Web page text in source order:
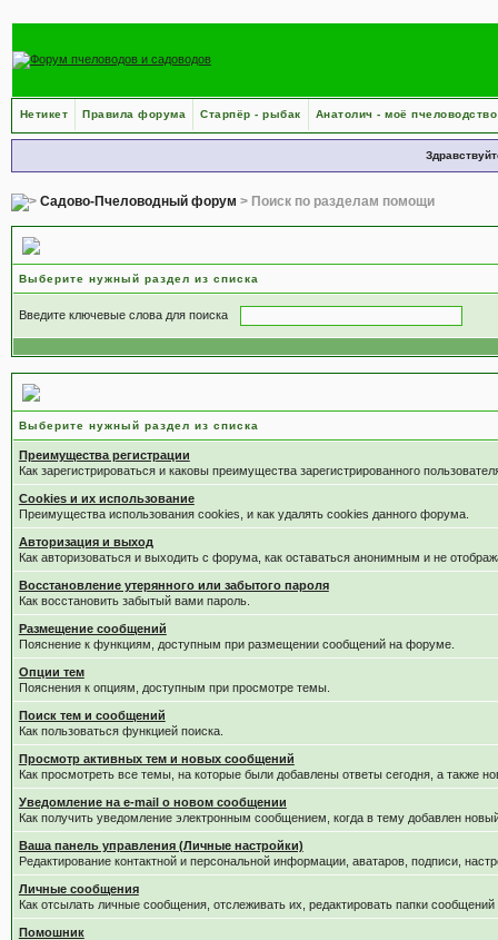
Нетикет Правила форума Старпёр - рыбак Анатолич - моё пчеловодство
Садово-Пчеловодный форум > Поиск по разделам помощи
Выберите нужный раздел из списка
Введите ключевые слова для поиска
Выберите нужный раздел из списка
Преимущества регистрации
Как зарегистрироваться и каковы преимущества зарегистрированного
Cookies и их использование
Преимущества использования cookies, и как удалять cookies данного форума.
Авторизация и выход
Как авторизоваться и выходить с форума, как оставаться анонимным и не
Восстановление утерянного или забытого пароля
Как восстановить забытый вами пароль.
Размещение сообщений
Пояснение к функциям, доступным при размещении сообщений на форуме.
Опции тем
Пояснения к опциям, доступным при просмотре темы.
Поиск тем и сообщений
Как пользоваться функцией поиска.
Просмотр активных тем и новых сообщений
Как просмотреть все темы, на которые были добавлены ответы сегодня, а также
Уведомление на е-mail о новом сообщении
Как получить уведомление электронным сообщением, когда в тему добавлен
Ваша панель управления (Личные настройки)
Редактирование контактной и персональной информации, аватаров, подписи,
Личные сообщения
Как отсылать личные сообщения, отслеживать их, редактировать папки
Помошник